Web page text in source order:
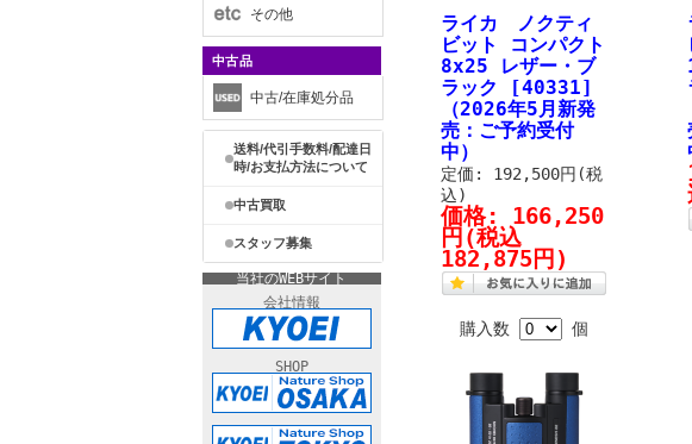
その他
中古品
中古/在庫処分品
送料/代引手数料/配達日
時/お支払方法について
中古買取
スタッフ募集
当社のWEBサイト
会社情報
SHOP
ライカ ノクティ
ビット コンパクト
8x25 レザー・ブ
ラック [40331]
（2026年5月新発
売：ご予約受付
中）
定価: 192,500円(税
込)
価格: 166,250
円 (税込
182,875円)
購入数 個